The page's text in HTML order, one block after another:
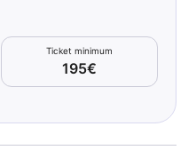
Ticket minimum
195€